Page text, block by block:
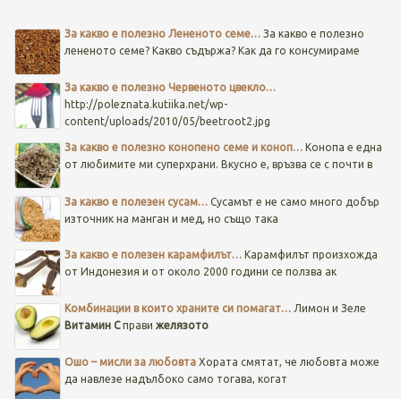
За какво е полезно Лененото семе…За какво е полезно
лененото семе? Какво съдържа? Как да го консумираме
За какво е полезно Червеното цвекло…
http://poleznata.kutiika.net/wp-
content/uploads/2010/05/beetroot2.jpg
За какво е полезно конопено семе и коноп… Конопа е една
от любимите ми суперхрани. Вкусно е, връзва се с почти в
За какво е полезен сусам… Сусамът е не само много добър
източник на манган и мед, но също така
За какво е полезен карамфилът… Карамфилът произхожда
от Индонезия и от около 2000 години се ползва ак
Комбинации в които храните си помагат…Лимон и Зеле
Витамин Cправи желязото
Ошо – мисли за любовта Хората смятат, че любовта може
да навлезе надълбоко само тогава, когат